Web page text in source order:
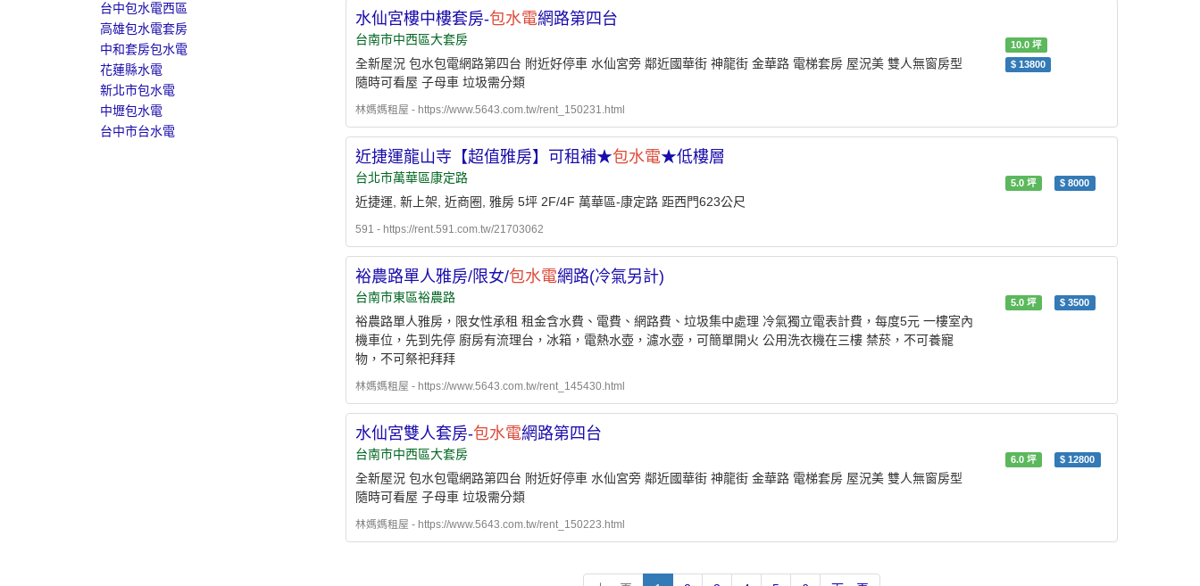
台中包水電西區
高雄包水電套房
中和套房包水電
花蓮縣水電
新北市包水電
中壢包水電
台中市台水電
水仙宮樓中樓套房-包水電網路第四台
10.0坪
$ 13800
台南市中西區大套房
全新屋況 包水包電網路第四台 附近好停車 水仙宮旁 鄰近國華街 神龍街 金華路 電梯套房 屋況美 雙人無窗房型
隨時可看屋 子母車 垃圾需分類
林媽媽租屋 - https://www.5643.com.tw/rent_150231.html
近捷運龍山寺【超值雅房】可租補★包水電★低樓層
5.0坪 $8000
台北市萬華區康定路
近捷運, 新上架, 近商圈, 雅房 5坪 2F/4F 萬華區-康定路 距西門623公尺
591 - https://rent.591.com.tw/21703062
裕農路單人雅房/限女/包水電網路(冷氣另計)
5.0坪 $3500
台南市東區裕農路
裕農路單人雅房，限女性承租 租金含水費、電費、網路費、垃圾集中處理 冷氣獨立電表計費，每度5元 一樓室內
機車位，先到先停 廚房有流理台，冰箱，電熱水壺，濾水壺，可簡單開火 公用洗衣機在三樓 禁菸，不可養寵
物，不可祭祀拜拜
林媽媽租屋 - https://www.5643.com.tw/rent_145430.html
水仙宮雙人套房-包水電網路第四台
6.0坪 $12800
台南市中西區大套房
全新屋況 包水包電網路第四台 附近好停車 水仙宮旁 鄰近國華街 神龍街 金華路 電梯套房 屋況美 雙人無窗房型
隨時可看屋 子母車 垃圾需分類
林媽媽租屋 - https://www.5643.com.tw/rent_150223.html